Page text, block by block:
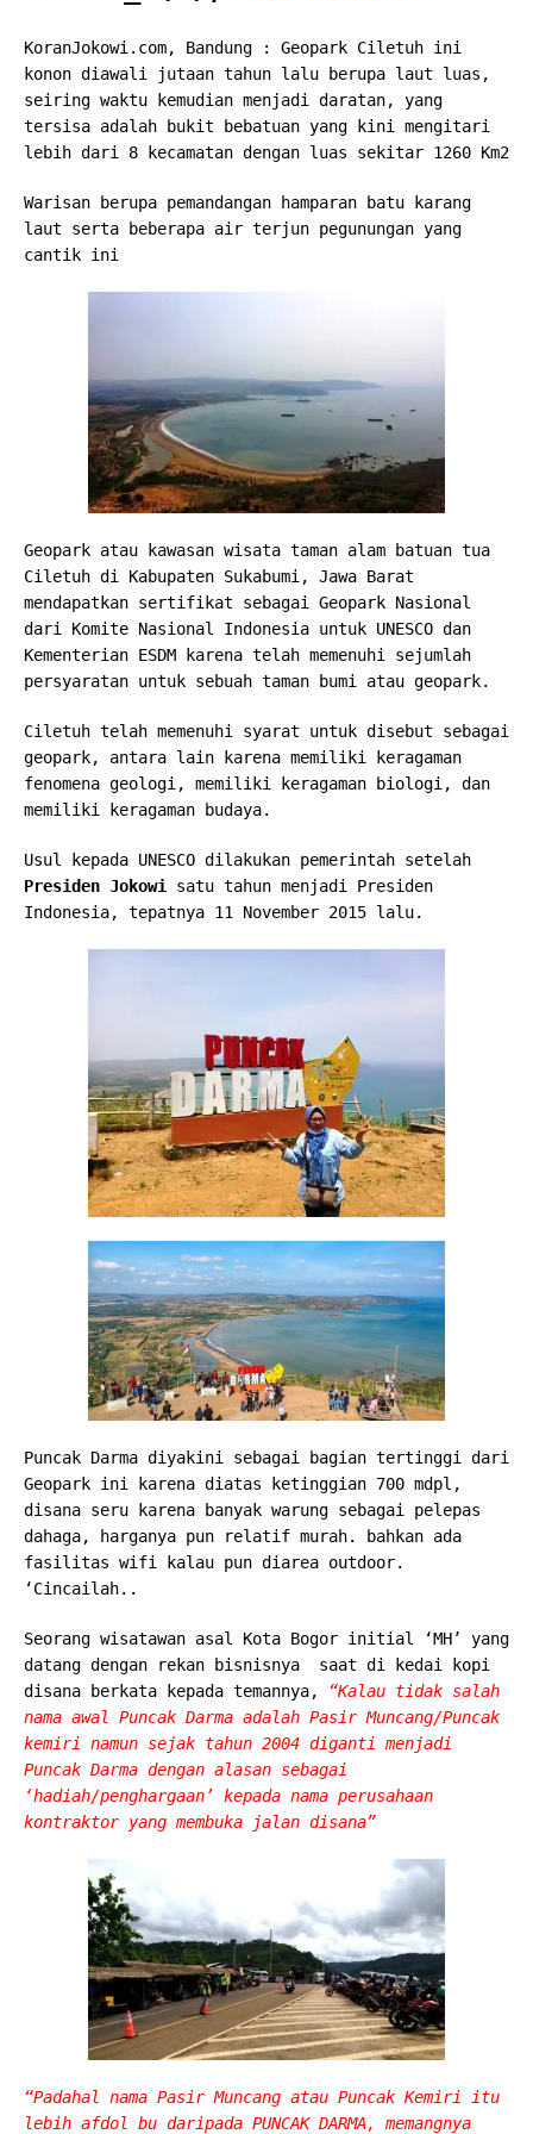
b
o
o
k
r A
p
p
Li
n
k
e n
g
e
r
KoranJokowi.com, Bandung : Geopark Ciletuh ini
konon diawali jutaan tahun lalu berupa laut luas,
seiring waktu kemudian menjadi daratan, yang
tersisa adalah bukit bebatuan yang kini mengitari
lebih dari 8 kecamatan dengan luas sekitar 1260 Km2
Warisan berupa pemandangan hamparan batu karang
laut serta beberapa air terjun pegunungan yang
cantik ini
Geopark atau kawasan wisata taman alam batuan tua
Ciletuh di Kabupaten Sukabumi, Jawa Barat
mendapatkan sertifikat sebagai Geopark Nasional
dari Komite Nasional Indonesia untuk UNESCO dan
Kementerian ESDM karena telah memenuhi sejumlah
persyaratan untuk sebuah taman bumi atau geopark.
Ciletuh telah memenuhi syarat untuk disebut sebagai
geopark, antara lain karena memiliki keragaman
fenomena geologi, memiliki keragaman biologi, dan
memiliki keragaman budaya.
Usul kepada UNESCO dilakukan pemerintah setelah
Presiden Jokowi satu tahun menjadi Presiden
Indonesia, tepatnya 11 November 2015 lalu.
Puncak Darma diyakini sebagai bagian tertinggi dari
Geopark ini karena diatas ketinggian 700 mdpl,
disana seru karena banyak warung sebagai pelepas
dahaga, harganya pun relatif murah. bahkan ada
fasilitas wifi kalau pun diarea outdoor.
‘Cincailah..
Seorang wisatawan asal Kota Bogor initial ‘MH’ yang
datang dengan rekan bisnisnya saat di kedai kopi
disana berkata kepada temannya, “Kalau tidak salah
nama awal Puncak Darma adalah Pasir Muncang/Puncak
kemiri namun sejak tahun 2004 diganti menjadi
Puncak Darma dengan alasan sebagai
‘hadiah/penghargaan’ kepada nama perusahaan
kontraktor yang membuka jalan disana”
“Padahal nama Pasir Muncang atau Puncak Kemiri itu
lebih afdol bu daripada PUNCAK DARMA, memangnya